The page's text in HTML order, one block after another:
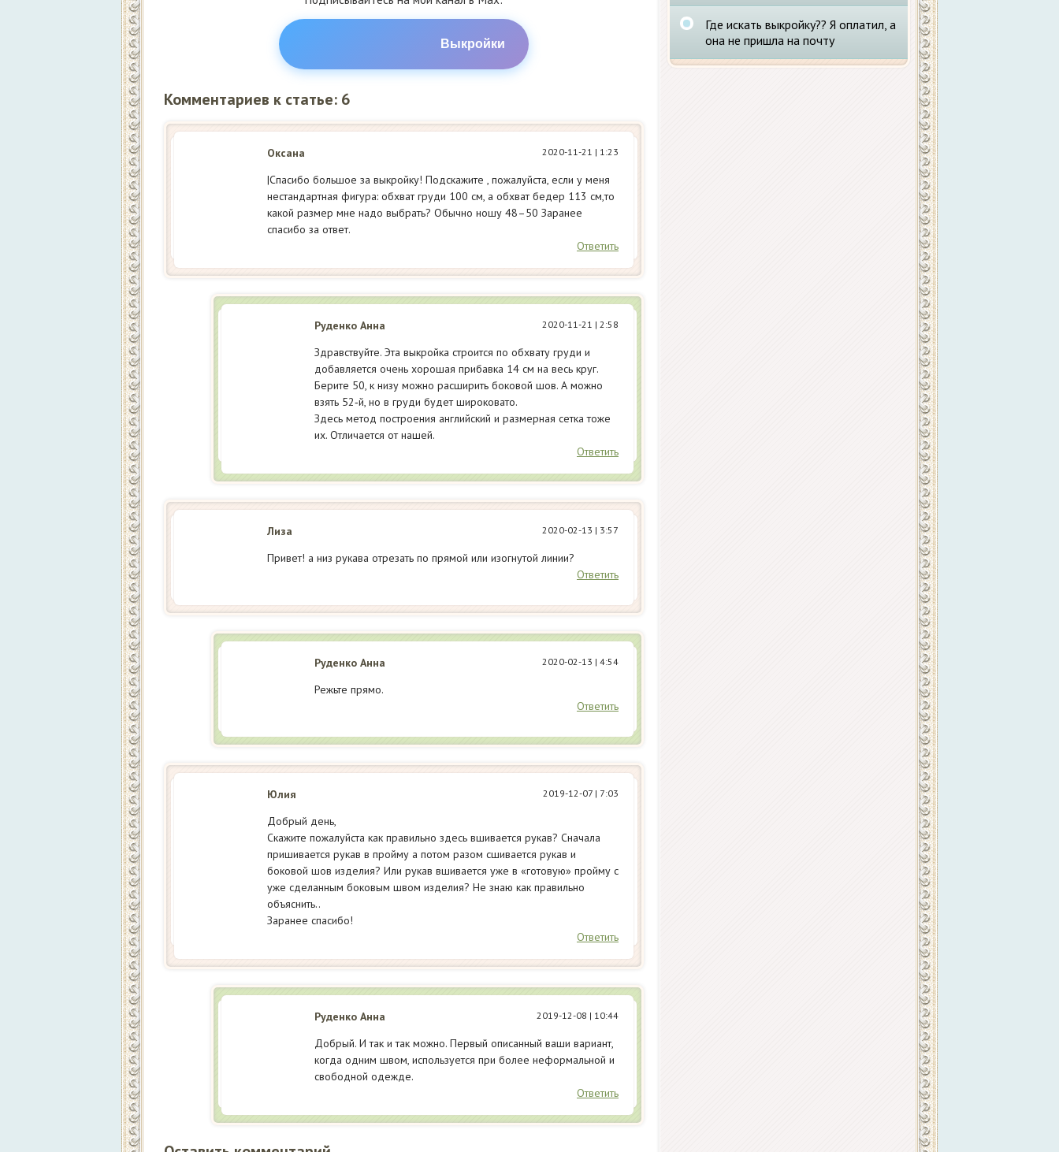
Выкройки
Комментариев к статье: 6
Оксана 2020-11-21 | 1:23
|Спасибо большое за выкройку! Подскажите , пожалуйста, если у меня
нестандартная фигура: обхват груди 100 см, а обхват бедер 113 см,то
какой размер мне надо выбрать? Обычно ношу 48–50 Заранее
спасибо за ответ.
Ответить
Руденко Анна 2020-11-21 | 2:58
Здравствуйте. Эта выкройка строится по обхвату груди и
добавляется очень хорошая прибавка 14 см на весь круг.
Берите 50, к низу можно расширить боковой шов. А можно
взять 52‑й, но в груди будет широковато.
Здесь метод построения английский и размерная сетка тоже
их. Отличается от нашей.
Ответить
Лиза 2020-02-13 | 3:57
Привет! а низ рукава отрезать по прямой или изогнутой линии?
Ответить
Руденко Анна 2020-02-13 | 4:54
Режьте прямо.
Ответить
Юлия 2019-12-07| 7:03
Добрый день,
Скажите пожалуйста как правильно здесь вшивается рукав? Сначала
пришивается рукав в пройму а потом разом сшивается рукав и
боковой шов изделия? Или рукав вшивается уже в «готовую» пройму с
уже сделанным боковым швом изделия? Не знаю как правильно
объяснить..
Заранее спасибо!
Ответить
Руденко Анна 2019-12-08 | 10:44
Добрый. И так и так можно. Первый описанный ваши вариант,
когда одним швом, используется при более неформальной и
свободной одежде.
Ответить
Где искать выкройку?? Я оплатил, а
она не пришла на почту